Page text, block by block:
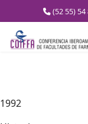
(52 55) 54
1992